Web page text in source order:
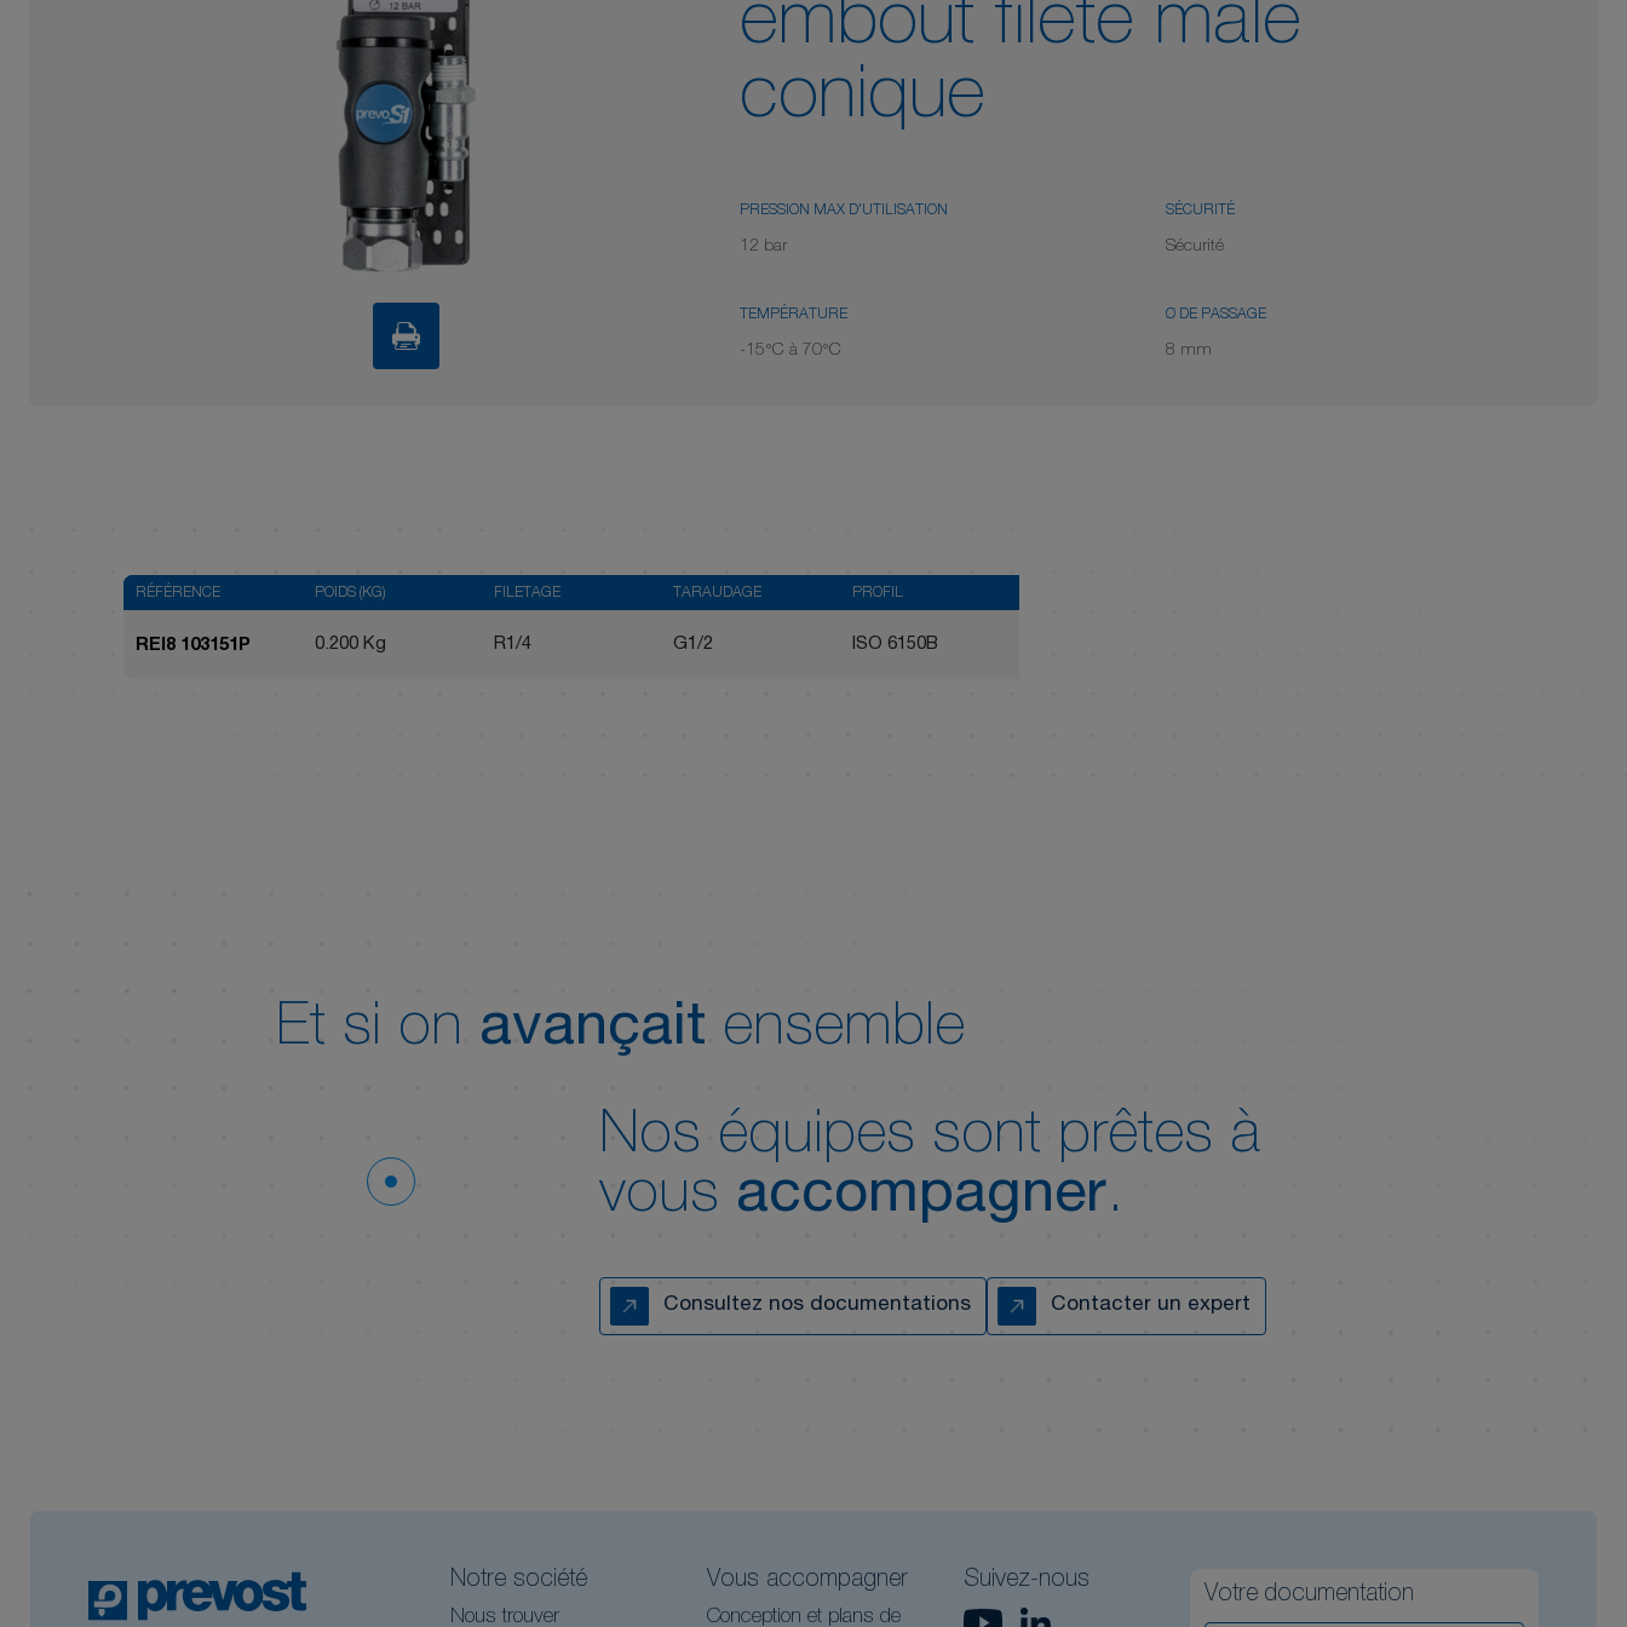
embout fileté mâle
conique
PRESSION MAX D'UTILISATION
12 bar
SÉCURITÉ
Sécurité
TEMPÉRATURE
-15°C à 70°C
Ø DE PASSAGE
8 mm
RÉFÉRENCE POIDS (KG) FILETAGE TARAUDAGE PROFIL
REI8 103151P 0.200 Kg R1/4 G1/2 ISO 6150B
Et si on avançait ensemble
Nos équipes sont prêtes à
vous accompagner.
Consultez nos documentations Contacter un expert
Notre société
Nous trouver
Vous accompagner
Conception et plans de
Suivez-nous
Votre documentation